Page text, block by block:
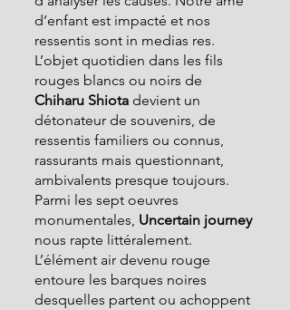
d’enfant est impacté et nos
ressentis sont in medias res.
L’objet quotidien dans les fils
rouges blancs ou noirs de
Chiharu Shiota devient un
détonateur de souvenirs, de
ressentis familiers ou connus,
rassurants mais questionnant,
ambivalents presque toujours.
Parmi les sept oeuvres
monumentales, Uncertain journey
nous rapte littéralement.
L’élément air devenu rouge
entoure les barques noires
desquelles partent ou achoppent